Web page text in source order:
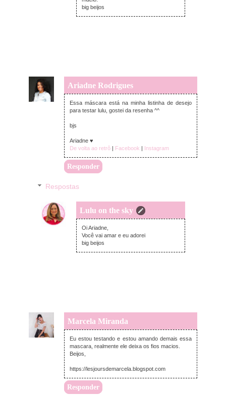
big beijos
Ariadne Rodrigues
segunda-feira, fevereiro 11, 2019
Essa máscara está na minha listinha de desejo
para testar lulu, gostei da resenha ^^
bjs
Ariadne ♥
De volta ao retrô | Facebook | Instagram
Responder
Respostas
Lulu on the sky
segunda-feira, fevereiro 11, 2019
Oi Ariadne,
Você vai amar e eu adorei
big beijos
Marcela Miranda
segunda-feira, fevereiro 11, 2019
Eu estou testando e estou amando demais essa
mascara, realmente ele deixa os fios macios.
Beijos,
https://lesjoursdemarcela.blogspot.com
Responder